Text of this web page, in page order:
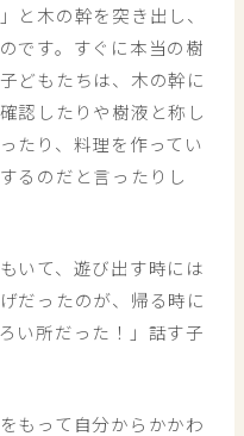
と木の幹を突き出し、
です。すぐに本当の樹
どもたちは、木の幹に
認したりや樹液と称し
たり、料理を作ってい
るのだと言ったりし
いて、遊び出す時には
だったのが、帰る時に
い所だった！」話す子
もって自分からかかわ